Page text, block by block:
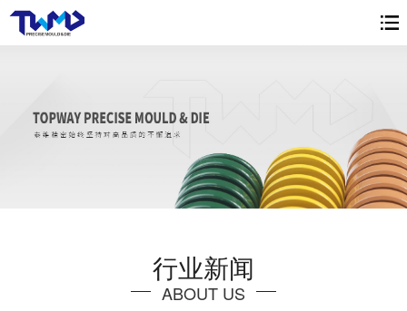
行业新闻
ABOUT US